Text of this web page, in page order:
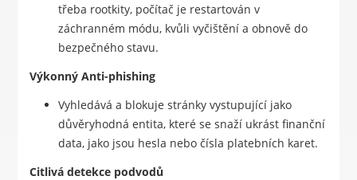
třeba rootkity, počítač je restartován v
záchranném módu, kvůli vyčištění a obnově do
bezpečného stavu.
Výkonný Anti-phishing
Vyhledává a blokuje stránky vystupující jako
důvěryhodná entita, které se snaží ukrást finanční
data, jako jsou hesla nebo čísla platebních karet.
Citlivá detekce podvodů